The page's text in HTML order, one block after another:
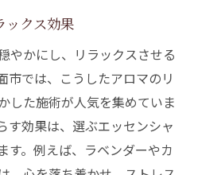
ックス効果
やかにし、リラックスさせる
市では、こうしたアロマのリ
した施術が人気を集めていま
す効果は、選ぶエッセンシャ
す。例えば、ラベンダーやカ